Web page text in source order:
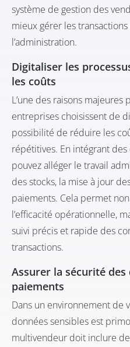
système de gestion des
mieux gérer les
l’administration.
Digitaliser les
les coûts
L’une des raisons majeures
entreprises choisissent de
possibilité de réduire les
répétitives. En intégrant des
pouvez alléger le travail
des stocks, la mise à jour
paiements. Cela permet
l’efficacité opérationnelle,
suivi précis et rapide des
transactions.
Assurer la sécurité des
paiements
Dans un environnement de
données sensibles est
multivendeur doit inclure